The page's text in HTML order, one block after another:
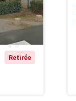
Retirée